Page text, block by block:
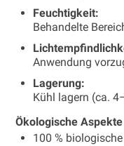
Feuchtigkeit:
Behandelte
Anwendung
Lagerung:
Kühl lagern (ca.
Ökologische Aspekte
100 %